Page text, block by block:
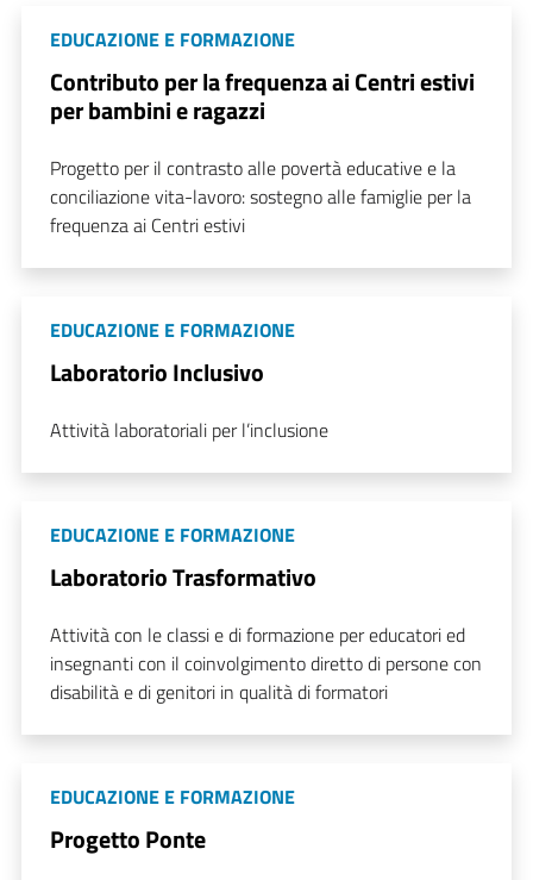
EDUCAZIONE E FORMAZIONE
Contributo per la frequenza ai Centri estivi
per bambini e ragazzi
Progetto per il contrasto alle povertà educative e la
conciliazione vita-lavoro: sostegno alle famiglie per la
frequenza ai Centri estivi
EDUCAZIONE E FORMAZIONE
Laboratorio Inclusivo
Attività laboratoriali per l’inclusione
EDUCAZIONE E FORMAZIONE
Laboratorio Trasformativo
Attività con le classi e di formazione per educatori ed
insegnanti con il coinvolgimento diretto di persone con
disabilità e di genitori in qualità di formatori
EDUCAZIONE E FORMAZIONE
Progetto Ponte